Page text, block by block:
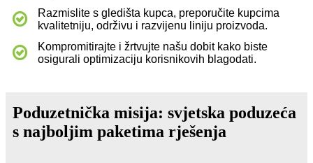
Razmislite s gledišta kupca, preporučite kupcima
kvalitetniju, održivu i razvijenu liniju proizvoda.
Kompromitirajte i žrtvujte našu dobit kako biste
osigurali optimizaciju korisnikovih blagodati.
Poduzetnička misija: svjetska poduzeća
s najboljim paketima rješenja